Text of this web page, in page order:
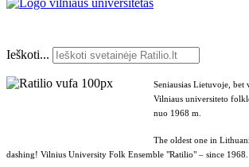
Ieškoti...
Seniausias Lietuvoje, bet
Vilniaus universiteto
nuo 1968 m.
The oldest one in
dashing! Vilnius University Folk Ensemble "Ratilio" – since 1968.